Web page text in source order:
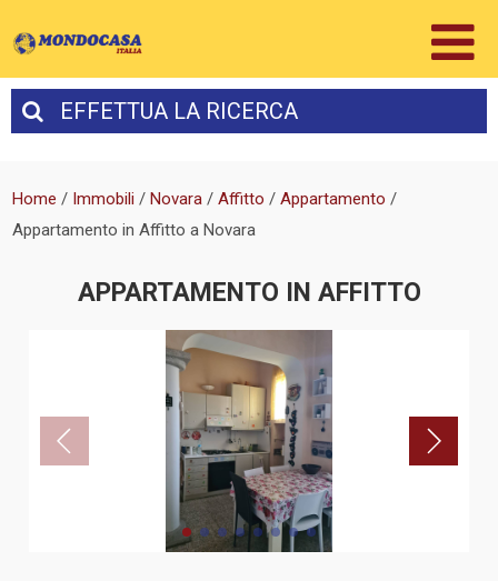
EFFETTUA LA RICERCA
Home / Immobili /Novara /Affitto /Appartamento /
Appartamento in Affitto a Novara
APPARTAMENTO IN AFFITTO